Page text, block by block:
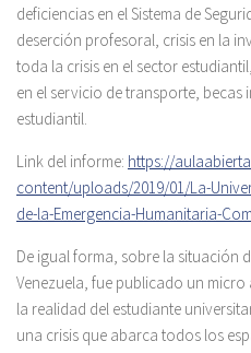
deficiencias en el Sistema de
deserción profesoral, crisis en la
toda la crisis en el sector
en el servicio de transporte, becas
estudiantil.
Link del informe: https://
content/uploads/2019/01/La-
de-la-Emergencia-Humanitaria-
De igual forma, sobre la situación
Venezuela, fue publicado un
la realidad del estudiante
una crisis que abarca todos los